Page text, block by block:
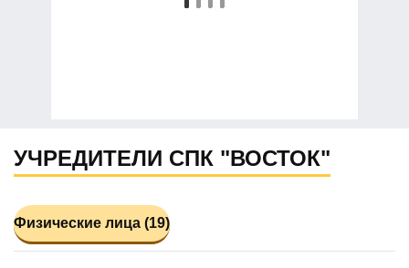
УЧРЕДИТЕЛИ СПК "ВОСТОК"
Физические лица (19)